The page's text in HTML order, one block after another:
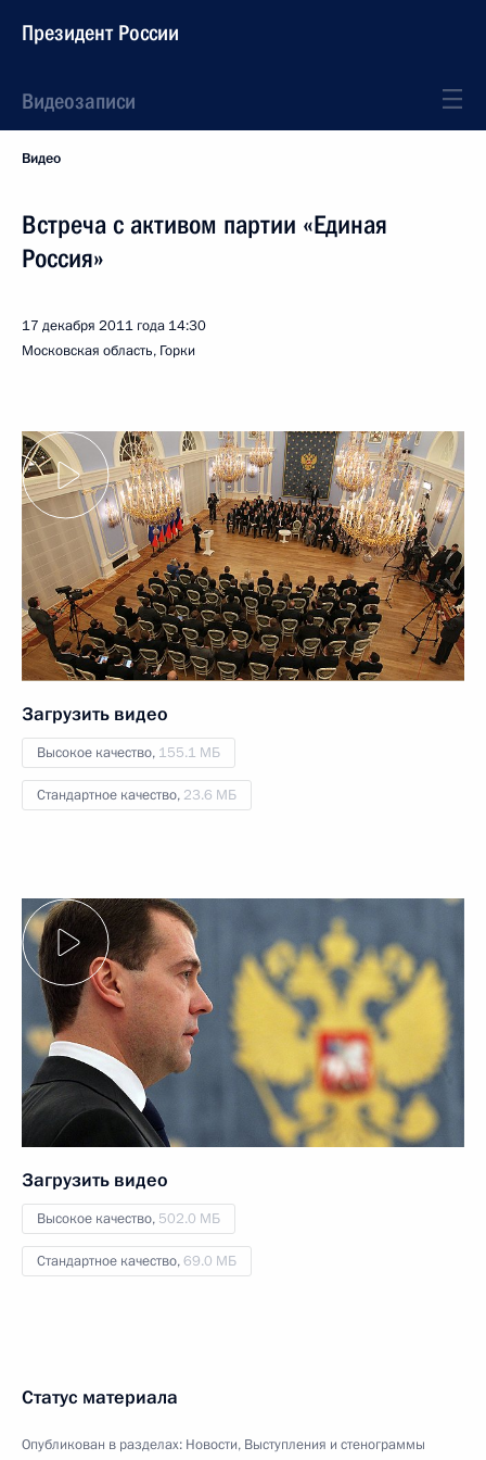
Президент России
Видеозаписи
Видео
Встреча с активом партии «Единая
Россия»
17 декабря 2011 года 14:30
Московская область, Горки
Загрузить видео
Высокое качество, 155.1 МБ
Стандартное качество, 23.6 МБ
Загрузить видео
Высокое качество, 502.0 МБ
Стандартное качество,69.0 МБ
Статус материала
Опубликован в разделах: Новости, Выступления и стенограммы